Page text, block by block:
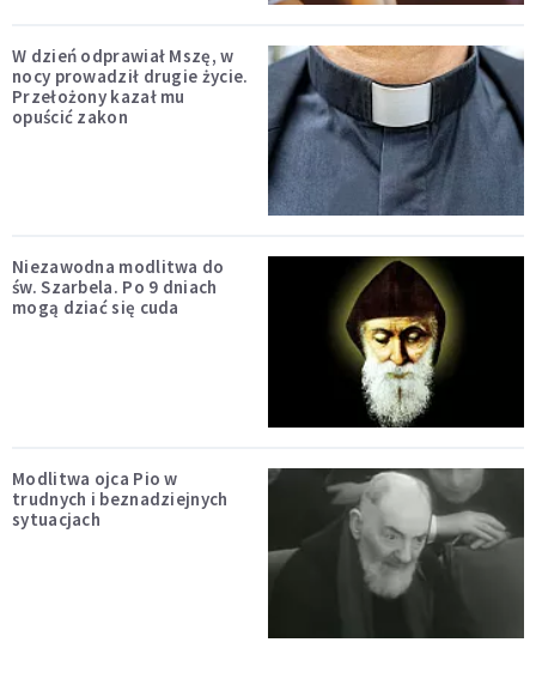
W dzień odprawiał Mszę, w
nocy prowadził drugie życie.
Przełożony kazał mu
opuścić zakon
Niezawodna modlitwa do
św. Szarbela. Po 9 dniach
mogą dziać się cuda
Modlitwa ojca Pio w
trudnych i beznadziejnych
sytuacjach